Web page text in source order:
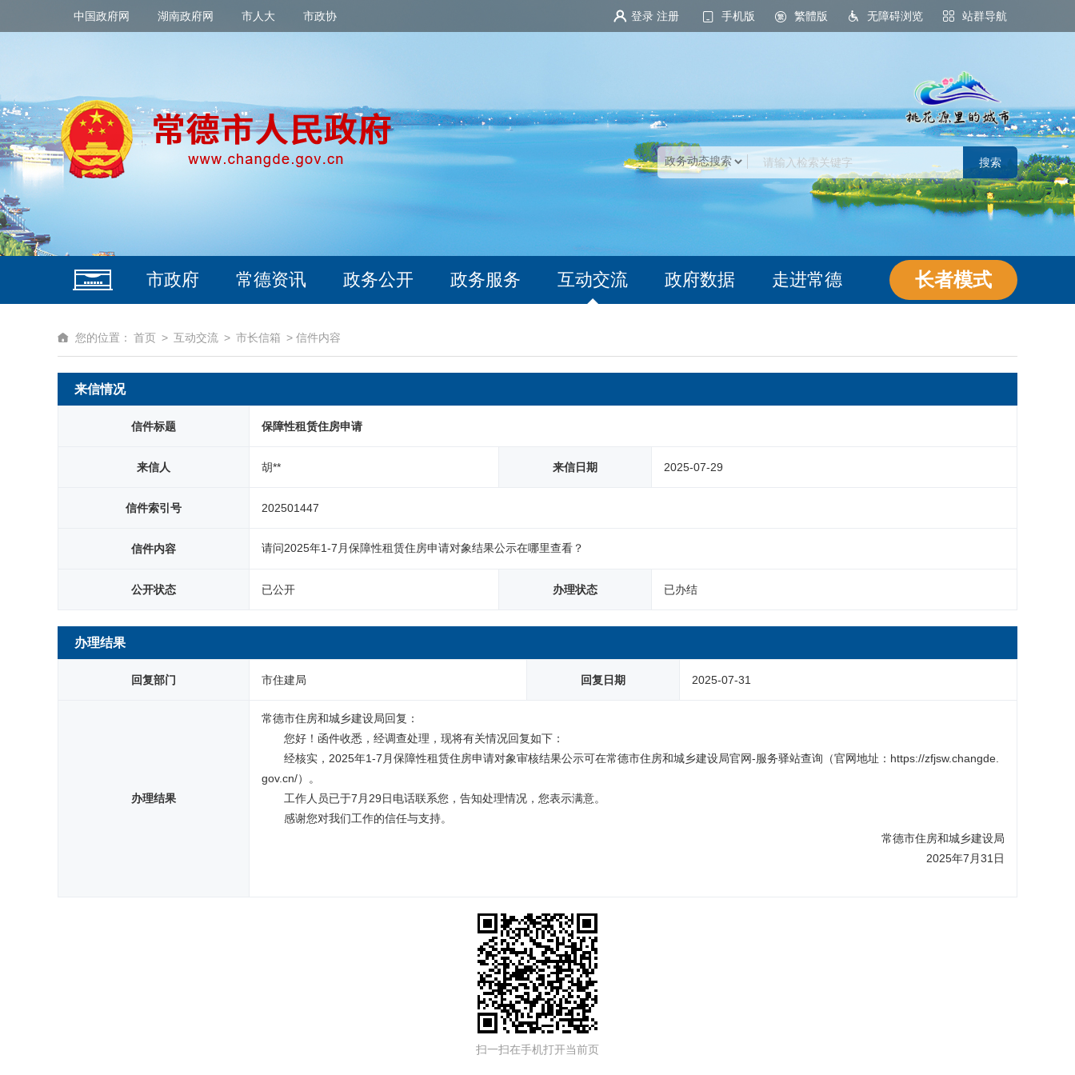
登录 注册 手机版 繁體版 无障碍浏览 站群导航
中国政府网 湖南政府网 市人大 市政协
桃花源里的城市
网站首页
市政府 常德资讯 政务公开 政务服务 互动交流 政府数据 走进常德 长者模式
您的位置： 首页 > 互动交流 > 市长信箱 > 信件内容
来信情况
信件标题 保障性租赁住房申请
来信人 胡** 来信日期 2025-07-29
信件索引号 202501447
信件内容 请问2025年1-7月保障性租赁住房申请对象结果公示在哪里查看？
公开状态 已公开 办理状态 已办结
办理结果
回复部门 市住建局 回复日期 2025-07-31
办理结果
常德市住房和城乡建设局回复：
您好！函件收悉，经调查处理，现将有关情况回复如下：
经核实，2025年1-7月保障性租赁住房申请对象审核结果公示可在常德市住房和城乡建设局官网-服务驿站查询（官网地址：https://zfjsw.changde.
gov.cn/）。
工作人员已于7月29日电话联系您，告知处理情况，您表示满意。
感谢您对我们工作的信任与支持。
常德市住房和城乡建设局
2025年7月31日
扫一扫在手机打开当前页